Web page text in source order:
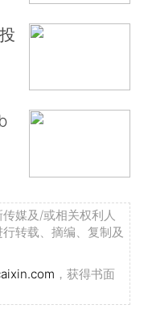
媒及/或相关权利人
转载、摘编、复制及
，获得书面